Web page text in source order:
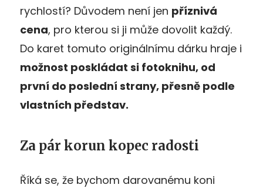
rychlostí? Důvodem není jen příznivá
cena, pro kterou si ji může dovolit každý.
Do karet tomuto originálnímu dárku hraje i
možnost poskládat si fotoknihu, od
první do poslední strany, přesně podle
vlastních představ.
Za pár korun kopec radosti
Říká se, že bychom darovanému koni